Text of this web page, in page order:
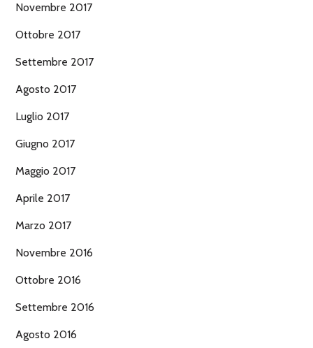
Novembre 2017
Ottobre 2017
Settembre 2017
Agosto 2017
Luglio 2017
Giugno 2017
Maggio 2017
Aprile 2017
Marzo 2017
Novembre 2016
Ottobre 2016
Settembre 2016
Agosto 2016